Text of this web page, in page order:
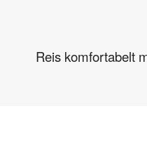
Reis komfortabelt